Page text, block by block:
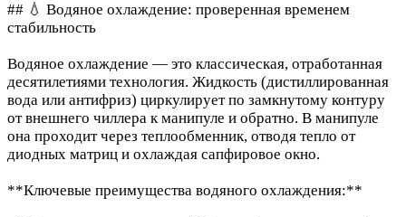
## 💧 Водяное охлаждение: проверенная временем
стабильность
Водяное охлаждение — это классическая, отработанная
десятилетиями технология. Жидкость (дистиллированная
вода или антифриз) циркулирует по замкнутому контуру
от внешнего чиллера к манипуле и обратно. В манипуле
она проходит через теплообменник, отводя тепло от
диодных матриц и охлаждая сапфировое окно.
**Ключевые преимущества водяного охлаждения:**